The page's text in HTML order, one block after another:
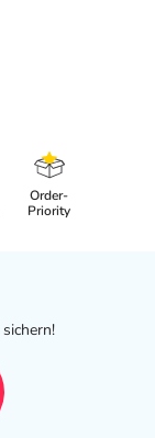
Order-
Priority
sichern!